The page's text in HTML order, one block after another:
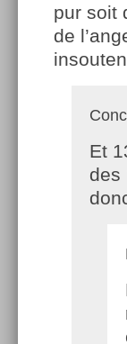
pur soit
de
Et
des